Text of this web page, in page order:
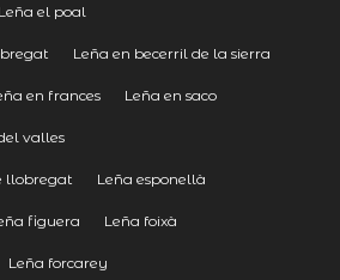
Leña el poal
Leña en becerril de la sierra
en frances Leña en saco
valles
llobregat Leña esponellà
figuera Leña foixà
Leña forcarey